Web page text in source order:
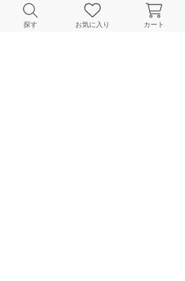
SERVICE
探す お気に入り カート